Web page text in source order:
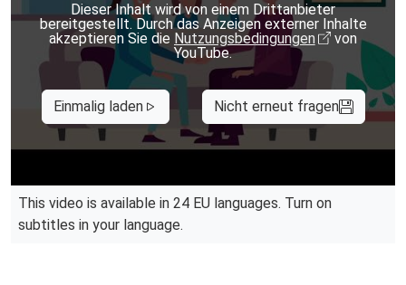
Dieser Inhalt wird von einem Drittanbieter
bereitgestellt. Durch das Anzeigen externer Inhalte
akzeptieren Sie die Nutzungsbedingungen
von
YouTube.
Einmalig laden Nicht erneut fragen
This video is available in 24 EU languages. Turn on
subtitles in your language.